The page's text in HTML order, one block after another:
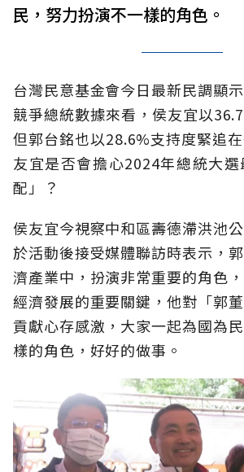
民，努力扮演不一樣的角色。
台灣民意基金會今日最新民調顯
競爭總統數據來看，侯友宜以
但郭台銘也以28.6%支持度緊追
友宜是否會擔心2024年總統大
配」？
侯友宜今視察中和區壽德滯洪池
於活動後接受媒體聯訪時表示，
濟產業中，扮演非常重要的角色
經濟發展的重要關鍵，他對「郭
貢獻心存感激，大家一起為國為
樣的角色，好好的做事。